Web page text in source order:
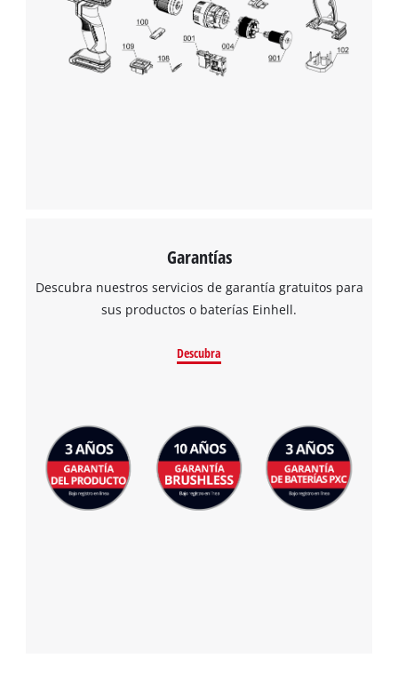
Garantías
Descubra nuestros servicios de garantía gratuitos para
sus productos o baterías Einhell.
Descubra